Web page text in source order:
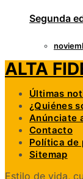
Segunda
ALTA
Últimas
¿Quiénes
Anúnciate
Contacto
Política de
Sitemap
Estilo de vida,